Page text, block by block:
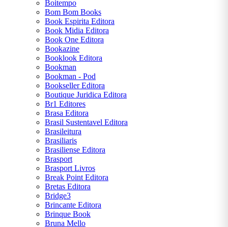
Boitempo
Bom Bom Books
Book Espirita Editora
Book Midia Editora
Book One Editora
Bookazine
Booklook Editora
Bookman
Bookman - Pod
Bookseller Editora
Boutique Juridica Editora
Br1 Editores
Brasa Editora
Brasil Sustentavel Editora
Brasileitura
Brasiliaris
Brasiliense Editora
Brasport
Brasport Livros
Break Point Editora
Bretas Editora
Bridge3
Brincante Editora
Brinque Book
Bruna Mello